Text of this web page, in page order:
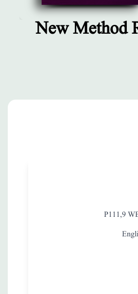
New Method
P111,9